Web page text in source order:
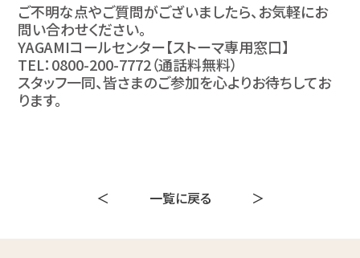
ご不明な点やご質問がございましたら、お気軽にお
問い合わせください。
YAGAMIコールセンター【ストーマ専用窓口】
TEL：0800-200-7772（通話料無料）
スタッフ一同、皆さまのご参加を心よりお待ちしてお
ります。
＜ 一覧に戻る ＞